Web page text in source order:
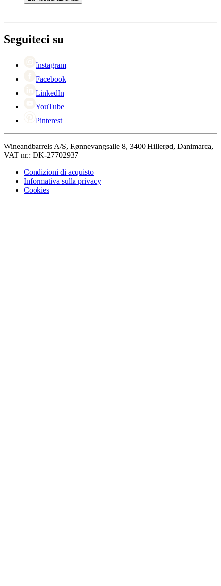
Pagamento
Ritorno
Black Friday
Singles Day
Seguiteci su
Instagram
Facebook
LinkedIn
YouTube
Pinterest
Wineandbarrels A/S, Rønnevangsalle 8, 3400 Hillerød, Danimarca,
VAT nr.: DK-27702937
Condizioni di acquisto
Informativa sulla privacy
Cookies